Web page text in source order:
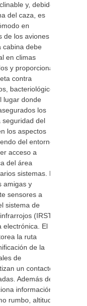
y, debido
del caza, es
en
de los aviones
cabina debe
en climas
y proporcionar
contra
bacteriológicos
lugar donde
los
seguridad del
los aspectos
del entorno
acceso a
del área
sistemas. La
amigas y
sensores a
sistema de
(IRST),
electrónica. El
la ruta
de la
de
un contacto
Además de
información
rumbo, altitud,